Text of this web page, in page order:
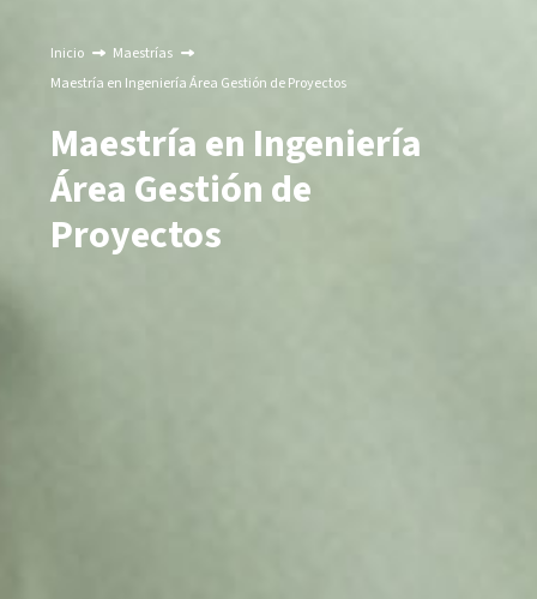
Inicio
Maestrías
Maestría en Ingeniería Área Gestión de Proyectos
Maestría en Ingeniería
Área Gestión de
Proyectos